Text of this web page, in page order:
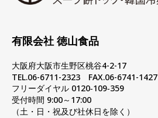
有限会社 徳山食品
大阪府大阪市生野区桃谷4-2-17
TEL.06-6711-2323 FAX.06-6741-1427
フリーダイヤル 0120‐109‐359
受付時間 9:00～17:00
（土・日・祝及び社休日を除く）